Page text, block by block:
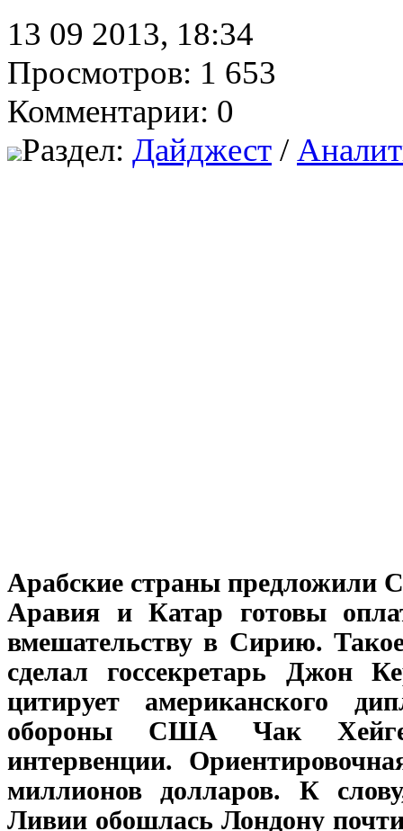
13 09 2013, 18:34
Просмотров: 1 653
Комментарии: 0
Раздел: Дайджест /
Арабские страны предложили
Аравия и Катар готовы
вмешательству в Сирию.
сделал госсекретарь Джон
цитирует американского
обороны США Чак Хейгел
интервенции.
миллионов долларов. К
Ливии обошлась Лондону